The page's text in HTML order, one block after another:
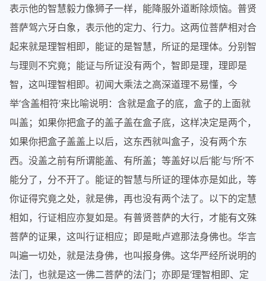
表示他的智慧毅力像狮子一样，能降服外道断除烦恼。普贤
菩萨驾六牙白象，表示他的定力、行力。这两位菩萨相对合
起来就是理智相即，能证的是智慧，所证的是理体。分别智
与理则不究竟；能证与所证没有两个，智即是理，理即是
智，这叫理智相即。初闻大乘法之高深道理不易懂，今
举‘含盖相符’来比喻说明：含就是盒子的底，盒子的上面就
叫盖；如果你把盒子的盖子盖在盒子底，这样决定是两个，
如果你把盒子盖盖上以后，这东西就叫盒子，没有两个东
西。没盖之前有所谓能盖、有所盖；等盖好以后‘能’与‘所’不
能分了，分不开了。能证的智慧与所证的理体亦是如此，等
你证得究竟之处，就是佛，再也没有两个法了。以下的定慧
相如，行证相应亦复如是。有普贤菩萨的大行，才能有文殊
菩萨的证果，这叫行证相应；即是毗卢遮那法身佛也。华言
叫遍一切处，就是法身佛，也叫报身佛。这华严经所说明的
法门，也就是这一佛二菩萨的法门；亦即是‘理智相即、定